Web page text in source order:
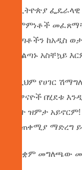
የኢትዮጵያ
ስምምነቶች
ወጣቶችን ከአዲስ
ሥልጣኑ አስቸኳይ
ለዚህም የሀገር
ተዋናዮች በሂደቱ
ፊት ዝምታ
መጠቀሚያ ማድረግ
የአቋም መግለጫው